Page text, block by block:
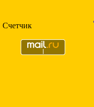
Счетчик